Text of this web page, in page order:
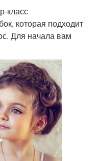
класс
которая подходит
Для начала вам